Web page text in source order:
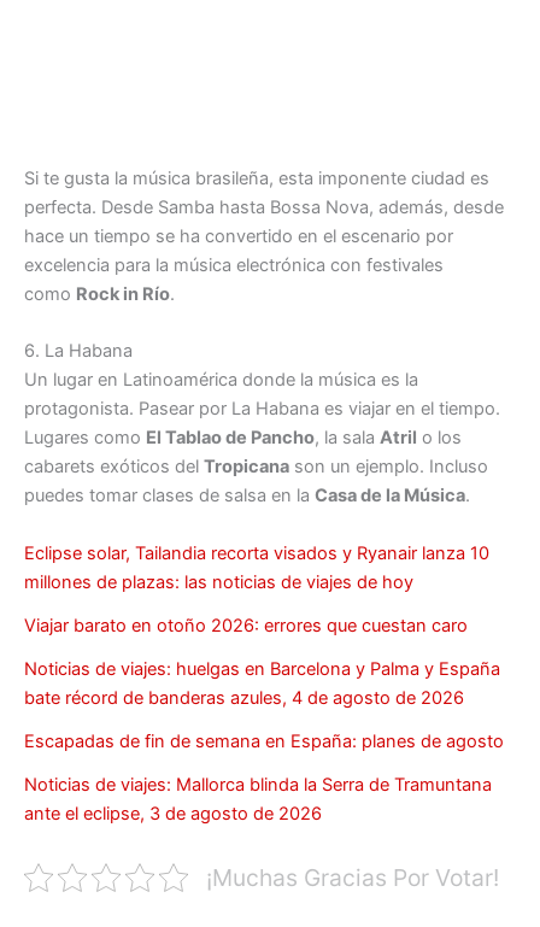
Si te gusta la música brasileña, esta imponente ciudad es
perfecta. Desde Samba hasta Bossa Nova, además, desde
hace un tiempo se ha convertido en el escenario por
excelencia para la música electrónica con festivales
como Rock in Río.
6. La Habana
Un lugar en Latinoamérica donde la música es la
protagonista. Pasear por La Habana es viajar en el tiempo.
Lugares como El Tablao de Pancho, la sala Atril o los
cabarets exóticos del Tropicana son un ejemplo. Incluso
puedes tomar clases de salsa en la Casa de la Música.
Eclipse solar, Tailandia recorta visados y Ryanair lanza 10
millones de plazas: las noticias de viajes de hoy
Viajar barato en otoño 2026: errores que cuestan caro
Noticias de viajes: huelgas en Barcelona y Palma y España
bate récord de banderas azules, 4 de agosto de 2026
Escapadas de fin de semana en España: planes de agosto
Noticias de viajes: Mallorca blinda la Serra de Tramuntana
ante el eclipse, 3 de agosto de 2026
¡Muchas Gracias Por Votar!